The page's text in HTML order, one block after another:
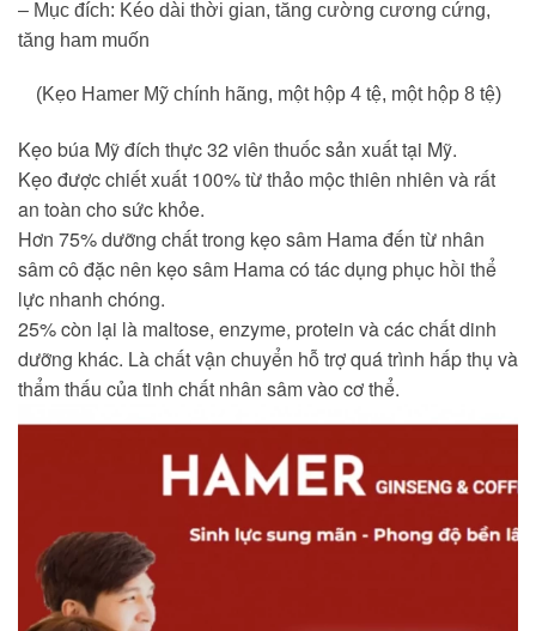
– Mục đích: Kéo dài thời gian, tăng cường cương cứng,
tăng ham muốn
(Kẹo Hamer Mỹ chính hãng, một hộp 4 tệ, một hộp 8 tệ)
Kẹo búa Mỹ đích thực32 viên thuốc sản xuất tại Mỹ.
Kẹo được chiết xuất 100% từ thảo mộc thiên nhiên và rất
an toàn cho sức khỏe.
Hơn 75% dưỡng chất trong kẹo sâm Hama đến từ nhân
sâm cô đặc nên kẹo sâm Hama có tác dụng phục hồi thể
lực nhanh chóng.
25% còn lại là maltose, enzyme, protein và các chất dinh
dưỡng khác. Là chất vận chuyển hỗ trợ quá trình hấp thụ và
thẩm thấu của tinh chất nhân sâm vào cơ thể.